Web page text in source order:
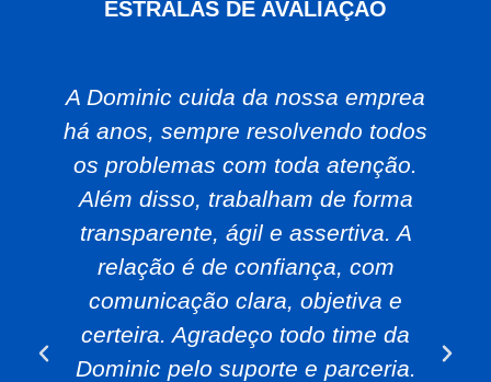
ESTRALAS DE AVALIAÇÃO
A Dominic cuida da nossa emprea
há anos, sempre resolvendo todos
os problemas com toda atenção.
Além disso, trabalham de forma
transparente, ágil e assertiva. A
relação é de confiança, com
comunicação clara, objetiva e
certeira. Agradeço todo time da
Dominic pelo suporte e parceria.